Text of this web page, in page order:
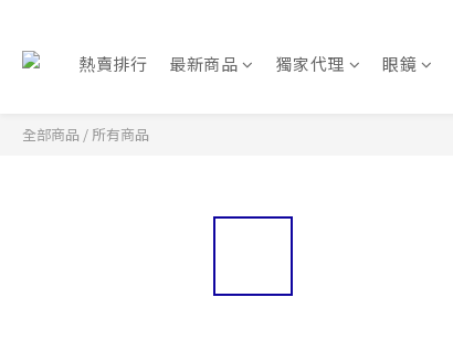
熱賣排行 最新商品 獨家代理 眼鏡
全部商品 / 所有商品